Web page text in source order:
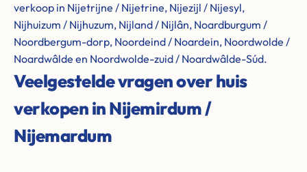
verkoop in Nijetrijne / Nijetrine, Nijezijl / Nijesyl,
Nijhuizum / Nijhuzum, Nijland / Nijlân, Noardburgum /
Noordbergum-dorp, Noordeind / Noardein, Noordwolde /
Noardwâlde en Noordwolde-zuid / Noardwâlde-Súd.
Veelgestelde vragen over huis
verkopen in Nijemirdum /
Nijemardum